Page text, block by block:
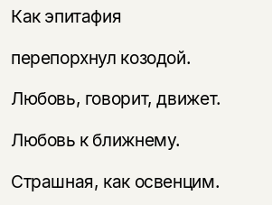
Как эпитафия
перепорхнул козодой.
Любовь, говорит, движет.
Любовь к ближнему.
Страшная, как освенцим.